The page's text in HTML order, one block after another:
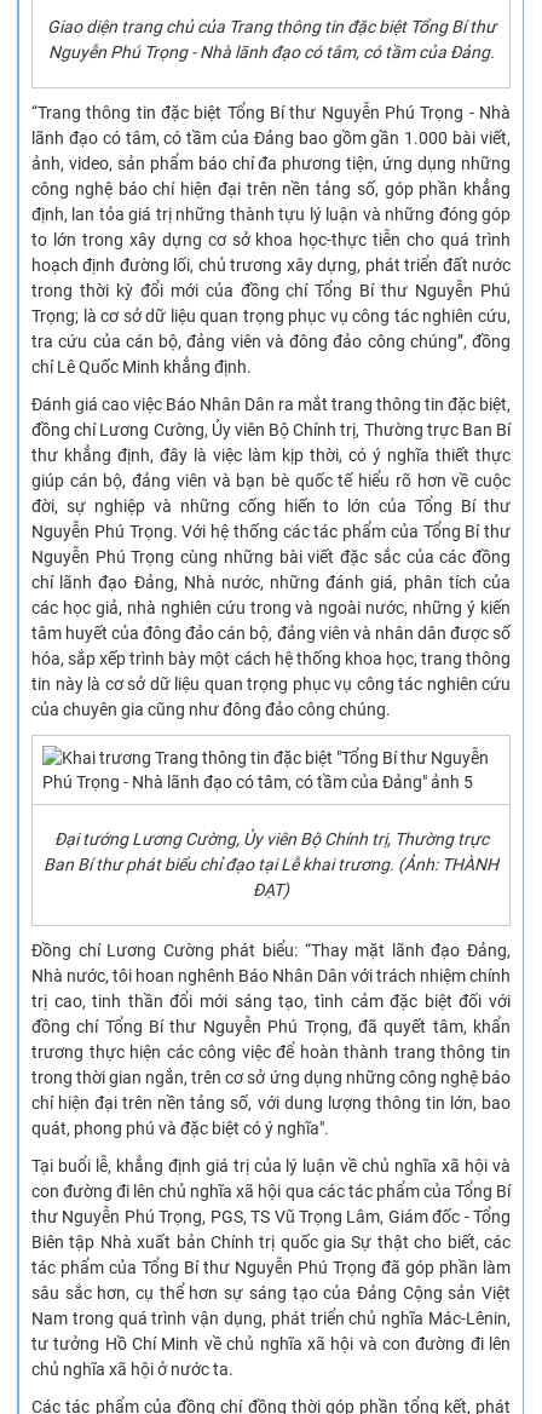
Giao diện trang chủ của Trang thông tin đặc biệt Tổng Bí thư
Nguyễn Phú Trọng - Nhà lãnh đạo có tâm, có tầm của Đảng.
“Trang thông tin đặc biệt Tổng Bí thư Nguyễn Phú Trọng - Nhà
lãnh đạo có tâm, có tầm của Đảng bao gồm gần 1.000 bài viết,
ảnh, video, sản phẩm báo chí đa phương tiện, ứng dụng những
công nghệ báo chí hiện đại trên nền tảng số, góp phần khẳng
định, lan tỏa giá trị những thành tựu lý luận và những đóng góp
to lớn trong xây dựng cơ sở khoa học-thực tiễn cho quá trình
hoạch định đường lối, chủ trương xây dựng, phát triển đất nước
trong thời kỳ đổi mới của đồng chí Tổng Bí thư Nguyễn Phú
Trọng; là cơ sở dữ liệu quan trọng phục vụ công tác nghiên cứu,
tra cứu của cán bộ, đảng viên và đông đảo công chúng”, đồng
chí Lê Quốc Minh khẳng định.
Đánh giá cao việc Báo Nhân Dân ra mắt trang thông tin đặc biệt,
đồng chí Lương Cường, Ủy viên Bộ Chính trị, Thường trực Ban Bí
thư khẳng định, đây là việc làm kịp thời, có ý nghĩa thiết thực
giúp cán bộ, đảng viên và bạn bè quốc tế hiểu rõ hơn về cuộc
đời, sự nghiệp và những cống hiến to lớn của Tổng Bí thư
Nguyễn Phú Trọng. Với hệ thống các tác phẩm của Tổng Bí thư
Nguyễn Phú Trọng cùng những bài viết đặc sắc của các đồng
chí lãnh đạo Đảng, Nhà nước, những đánh giá, phân tích của
các học giả, nhà nghiên cứu trong và ngoài nước, những ý kiến
tâm huyết của đông đảo cán bộ, đảng viên và nhân dân được số
hóa, sắp xếp trình bày một cách hệ thống khoa học, trang thông
tin này là cơ sở dữ liệu quan trọng phục vụ công tác nghiên cứu
của chuyên gia cũng như đông đảo công chúng.
Đại tướng Lương Cường, Ủy viên Bộ Chính trị, Thường trực
Ban Bí thư phát biểu chỉ đạo tại Lễ khai trương. (Ảnh: THÀNH
ĐẠT)
Đồng chí Lương Cường phát biểu: “Thay mặt lãnh đạo Đảng,
Nhà nước, tôi hoan nghênh Báo Nhân Dân với trách nhiệm chính
trị cao, tinh thần đổi mới sáng tạo, tình cảm đặc biệt đối với
đồng chí Tổng Bí thư Nguyễn Phú Trọng, đã quyết tâm, khẩn
trương thực hiện các công việc để hoàn thành trang thông tin
trong thời gian ngắn, trên cơ sở ứng dụng những công nghệ báo
chí hiện đại trên nền tảng số, với dung lượng thông tin lớn, bao
quát, phong phú và đặc biệt có ý nghĩa".
Tại buổi lễ, khẳng định giá trị của lý luận về chủ nghĩa xã hội và
con đường đi lên chủ nghĩa xã hội qua các tác phẩm của Tổng Bí
thư Nguyễn Phú Trọng, PGS, TS Vũ Trọng Lâm, Giám đốc - Tổng
Biên tập Nhà xuất bản Chính trị quốc gia Sự thật cho biết, các
tác phẩm của Tổng Bí thư Nguyễn Phú Trọng đã góp phần làm
sâu sắc hơn, cụ thể hơn sự sáng tạo của Đảng Cộng sản Việt
Nam trong quá trình vận dụng, phát triển chủ nghĩa Mác-Lênin,
tư tưởng Hồ Chí Minh về chủ nghĩa xã hội và con đường đi lên
chủ nghĩa xã hội ở nước ta.
Các tác phẩm của đồng chí đồng thời góp phần tổng kết, phát